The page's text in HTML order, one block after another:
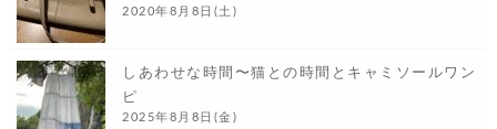
2020年8月8日(土)
しあわせな時間〜猫との時間とキャミソールワン
ピ
2025年8月8日(金)